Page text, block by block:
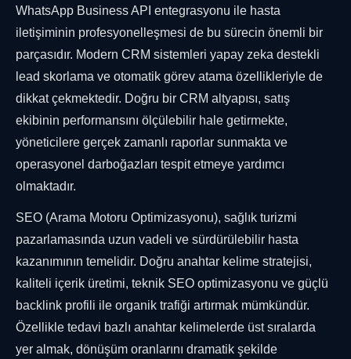
WhatsApp Business API entegrasyonu ile hasta
iletişiminin profesyonelleşmesi de bu sürecin önemli bir
parçasıdır. Modern CRM sistemleri yapay zeka destekli
lead skorlama ve otomatik görev atama özellikleriyle de
dikkat çekmektedir. Doğru bir CRM altyapısı, satış
ekibinin performansını ölçülebilir hale getirmekte,
yöneticilere gerçek zamanlı raporlar sunmakta ve
operasyonel darboğazları tespit etmeye yardımcı
olmaktadır.
SEO (Arama Motoru Optimizasyonu), sağlık turizmi
pazarlamasında uzun vadeli ve sürdürülebilir hasta
kazanımının temelidir. Doğru anahtar kelime stratejisi,
kaliteli içerik üretimi, teknik SEO optimizasyonu ve güçlü
backlink profili ile organik trafiği artırmak mümkündür.
Özellikle tedavi bazlı anahtar kelimelerde üst sıralarda
yer almak, dönüşüm oranlarını dramatik şekilde